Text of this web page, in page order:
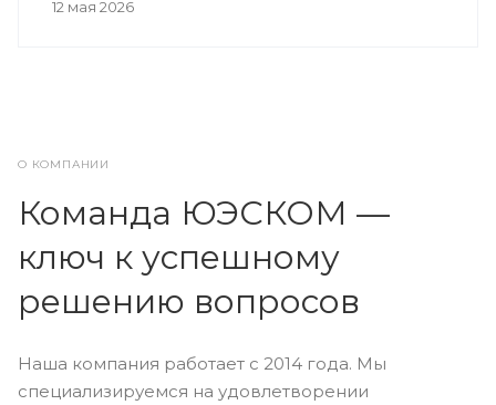
12 мая 2026
О КОМПАНИИ
Команда ЮЭСКОМ —
ключ к успешному
решению вопросов
Наша компания работает с 2014 года. Мы
специализируемся на удовлетворении